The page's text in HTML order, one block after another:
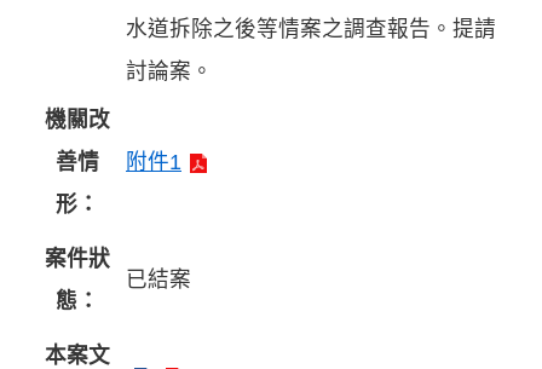
水道拆除之後等情案之調查報告。提請
討論案。
機關改
善情
形：
附件1
案件狀
態：
已結案
本案文